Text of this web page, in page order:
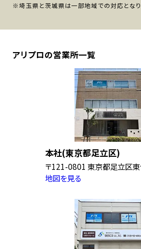
※埼玉県と茨城県は一部地域での対応となり
アリプロの営業所一覧
本社(東京都足立区)
〒121-0801 東京都足立区
地図を見る